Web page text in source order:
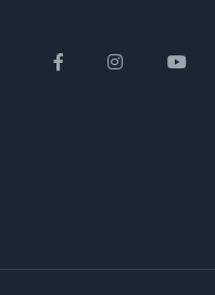
FacebookInstagram